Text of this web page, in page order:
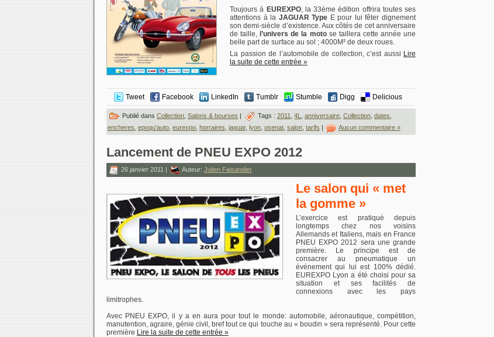
Toujours à EUREXPO, la 33ème édition offrira toutes ses
attentions à la JAGUAR Type E pour lui fêter dignement
son demi-siècle d’existence. Aux côtés de cet anniversaire
de taille, l’univers de la motose taillera cette année une
belle part de surface au sol ; 4000M² de deux roues.
La passion de l’automobile de collection, c’est aussi Lire
la suite de cette entrée »
Tweet Facebook LinkedIn Tumblr Stumble Digg Delicious
Publié dans Collection Salons & bourses | Tags : 2011 4L anniversaire Collection dates
encheres epoqu'auto eurexpo horraires jaguar, lyon osenat salon tarifs Aucun commentaire »
Lancement de PNEU EXPO 2012
26 janvier 2011 | Auteur: Julien Faisandier
Le salon qui « met
la gomme »
L’exercice est pratiqué depuis
longtemps chez nos voisins
Allemands et Italiens, mais en France
PNEU EXPO 2012 sera une grande
première. Le principe est de
consacrer au pneumatique un
événement qui lui est 100% dédié.
EUREXPO Lyon a été choisi pour sa
situation et ses facilités de
connexions avec les pays
limitrophes.
Avec PNEU EXPO, il y a en aura pour tout le monde: automobile, aéronautique, compétition,
manutention, agraire, génie civil, bref tout ce qui touche au « boudin » sera représenté. Pour cette
première Lire la suite de cette entrée »